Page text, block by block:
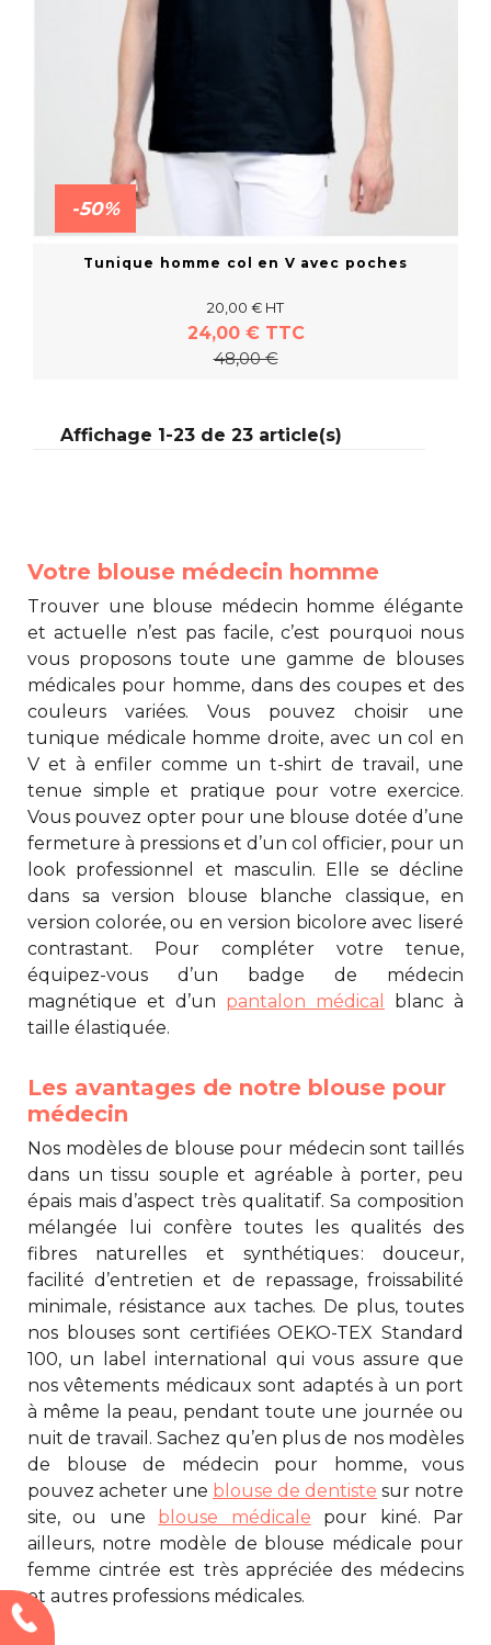
En savoir plus
-50%
Tunique homme col en V avec poches
20,00 € HT
24,00 € TTC
48,00 €
Affichage 1-23 de 23 article(s)
Votre blouse médecin homme
Trouver une blouse médecin homme élégante
et actuelle n’est pas facile, c’est pourquoi nous
vous proposons toute une gamme de blouses
médicales pour homme, dans des coupes et des
couleurs variées. Vous pouvez choisir une
tunique médicale homme droite, avec un col en
V et à enfiler comme un t-shirt de travail, une
tenue simple et pratique pour votre exercice.
Vous pouvez opter pour une blouse dotée d’une
fermeture à pressions et d’un col officier, pour un
look professionnel et masculin. Elle se décline
dans sa version blouse blanche classique, en
version colorée, ou en version bicolore avec liseré
contrastant. Pour compléter votre tenue,
équipez-vous d’un badge de médecin
magnétique et d’un pantalon médical
blanc à
taille élastiquée.
Les avantages de notre blouse pour
médecin
Nos modèles de blouse pour médecin sont taillés
dans un tissu souple et agréable à porter, peu
épais mais d’aspect très qualitatif. Sa composition
mélangée lui confère toutes les qualités des
fibres naturelles et synthétiques : douceur,
facilité d’entretien et de repassage, froissabilité
minimale, résistance aux taches. De plus, toutes
nos blouses sont certifiées OEKO-TEX Standard
100, un label international qui vous assure que
nos vêtements médicaux sont adaptés à un port
à même la peau, pendant toute une journée ou
nuit de travail. Sachez qu’en plus de nos modèles
de blouse de médecin pour homme, vous
pouvez acheter une blouse de dentiste sur notre
site, ou une blouse médicale pour kiné. Par
ailleurs, notre modèle de blouse médicale pour
femme cintrée est très appréciée des médecins
et autres professions médicales.